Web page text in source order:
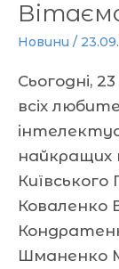
Новини /
Сьогодні,
всіх
найкращих
Коваленко
Шманенко